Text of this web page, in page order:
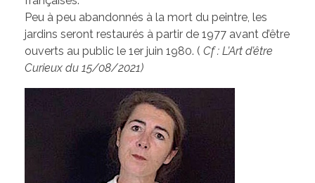
Peu à peu abandonnés à la mort du peintre, les
jardins seront restaurés à partir de 1977 avant d’être
ouverts au public le 1er juin 1980. ( Cf : L’Art d’être
Curieux du 15/08/2021)